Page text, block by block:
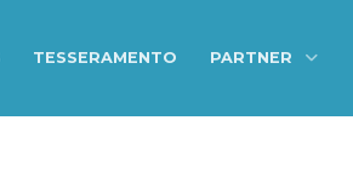
TESSERAMENTO PARTNER